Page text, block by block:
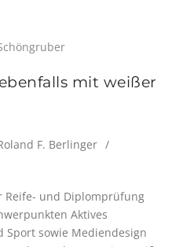
mit weißer
F. Berlinger
Reife- und Diplomprüfung
Aktives
Sport sowie Mediendesign